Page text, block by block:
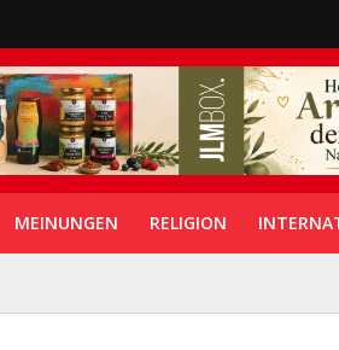
MEINUNGEN RELIGION